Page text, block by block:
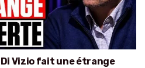
Di Vizio fait une étrange